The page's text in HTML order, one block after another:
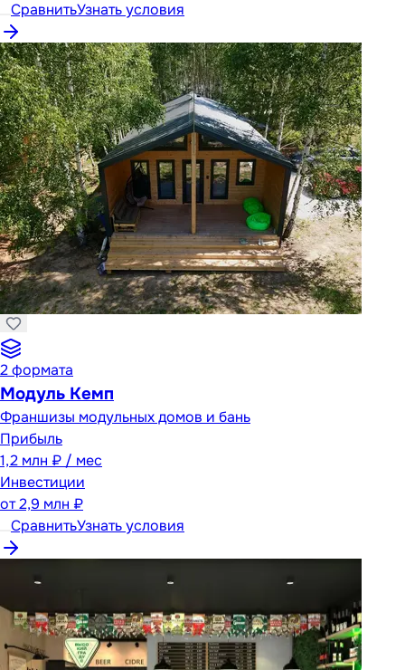
СравнитьУзнать условия
2формата
Модуль Кемп
Франшизы модульных домов и бань
Прибыль
1,2 млн ₽ / мес
Инвестиции
от2,9 млн ₽
СравнитьУзнать условия